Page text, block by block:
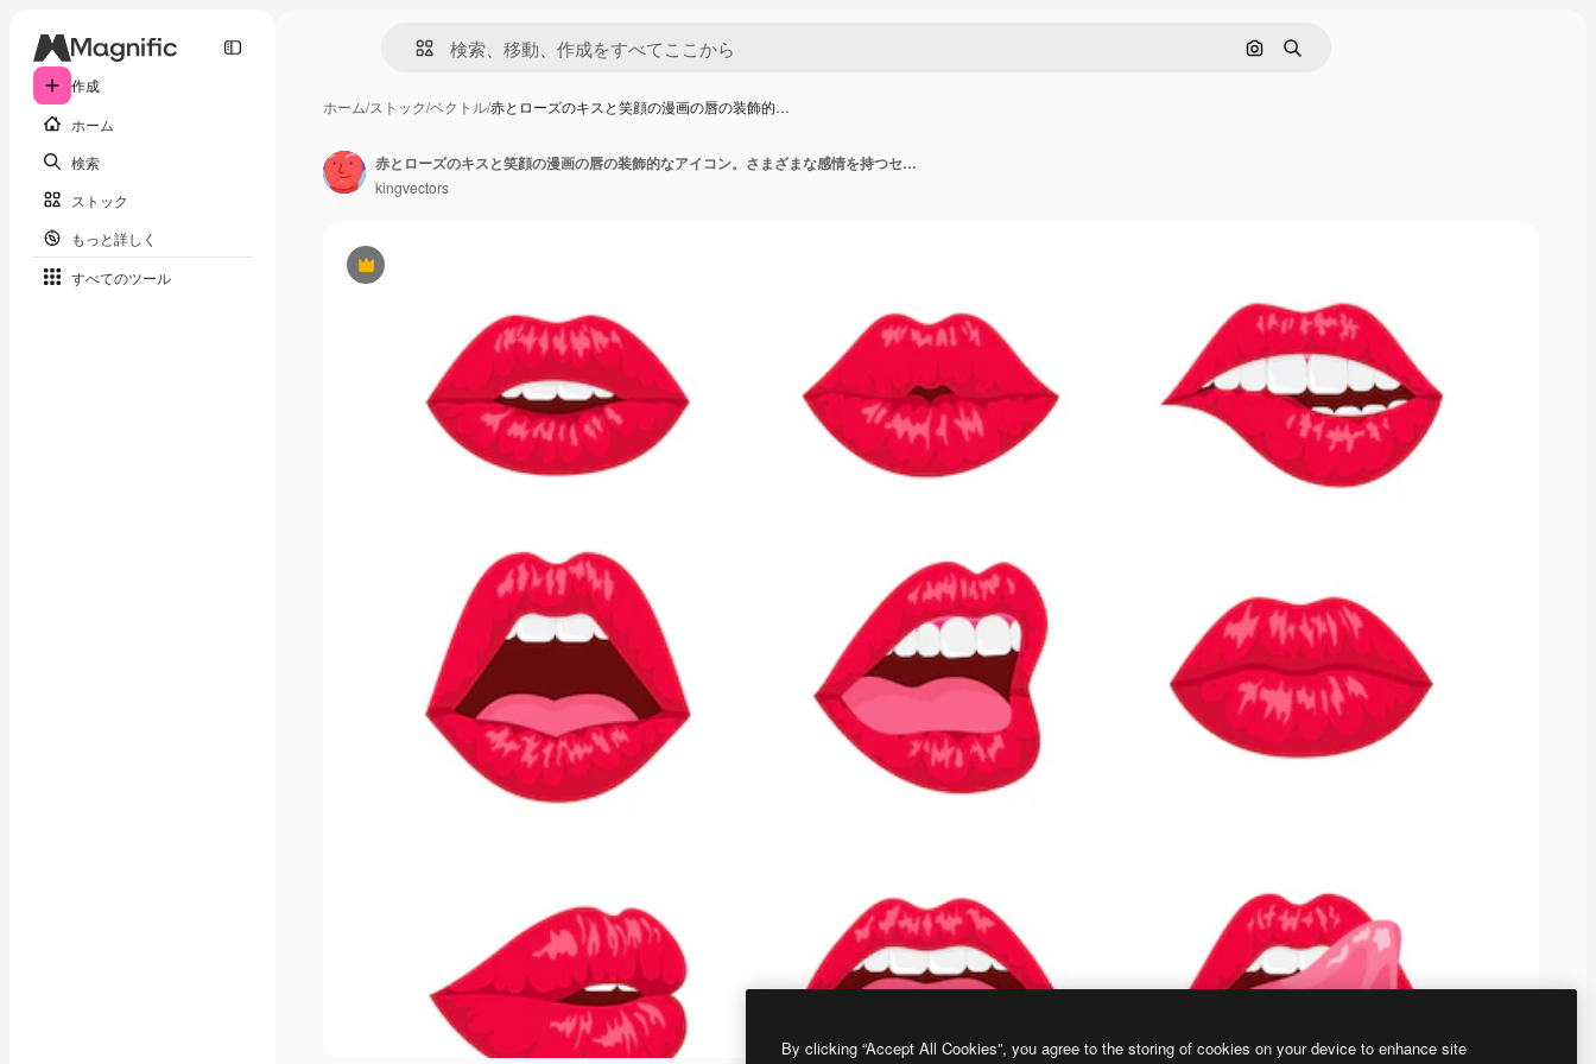
作成
ホーム
検索
ストック
もっと詳しく
すべてのツール
画像で検索
検索
ホーム/ストック/ベクトル/赤とローズのキスと笑顔の漫画の唇の装飾的…
Premium
赤とローズのキスと笑顔の漫画の唇の装飾的なアイコン。さまざまな感情を持つセクシーな女性の唇。
kingvectors
By clicking “Accept All Cookies”, you agree to the storing of cookies on your device to enhance site